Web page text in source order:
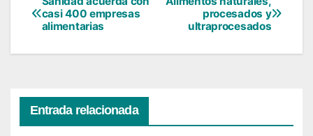
Navegación
de
procesados y
ultraprocesados
casi 400 empresas
alimentarias
Entrada relacionada